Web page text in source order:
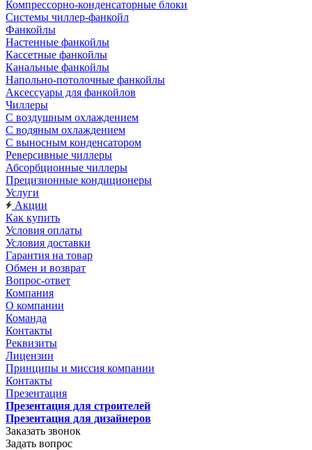
Компрессорно-конденсаторные блоки
Системы чиллер-фанкойл
Фанкойлы
Настенные фанкойлы
Кассетные фанкойлы
Канальные фанкойлы
Напольно-потолочные фанкойлы
Аксессуары для фанкойлов
Чиллеры
С воздушным охлаждением
С водяным охлаждением
С выносным конденсатором
Реверсивные чиллеры
Абсорбционные чиллеры
Прецизионные кондиционеры
Услуги
Акции
Как купить
Условия оплаты
Условия доставки
Гарантия на товар
Обмен и возврат
Вопрос-ответ
Компания
О компании
Команда
Контакты
Реквизиты
Лицензии
Принципы и миссия компании
Контакты
Презентация
Презентация для строителей
Презентация для дизайнеров
Заказать звонок
Задать вопрос